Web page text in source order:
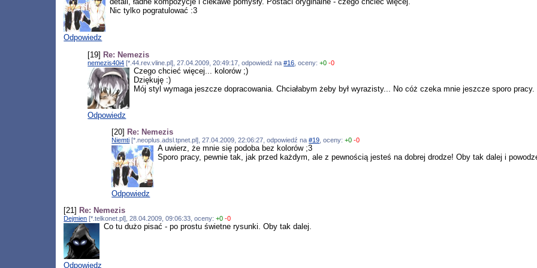
Nic tylko pogratulować :3
Odpowiedz
[19] Re: Nemezis
nemezis40i4 [*.44.rev.vline.pl], 27.04.2009, 20:49:17, odpowiedź na#16 , oceny:+0 -0
Czego chcieć więcej... kolorów ;)
Dziękuję :)
Mój styl wymaga jeszcze dopracowania. Chciałabym żeby był wyrazisty... No cóż czeka mnie jeszcze sporo pracy.
Odpowiedz
[20] Re: Nemezis
Niemti [*.neoplus.adsl.tpnet.pl], 27.04.2009, 22:06:27, odpowiedź na#19 , oceny:+0 -0
A uwierz, że mnie się podoba bez kolorów ;3
Sporo pracy, pewnie tak, jak przed każdym, ale z pewnością jesteś na dobrej drodze! Oby tak dalej i
Odpowiedz
[21] Re: Nemezis
Dejmien [*.telkonet.pl], 28.04.2009, 09:06:33, oceny:+0 -0
Co tu dużo pisać - po prostu świetne rysunki. Oby tak dalej.
Odpowiedz